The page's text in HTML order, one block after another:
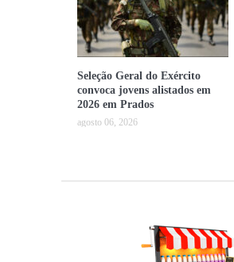
Seleção Geral do Exército
convoca jovens alistados em
2026 em Prados
agosto 06, 2026